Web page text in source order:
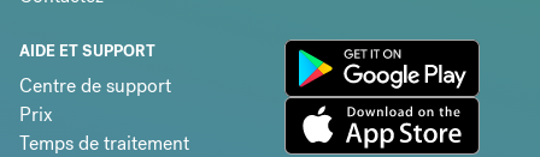
AIDE ET SUPPORT
Centre de support
Prix
Temps de traitement